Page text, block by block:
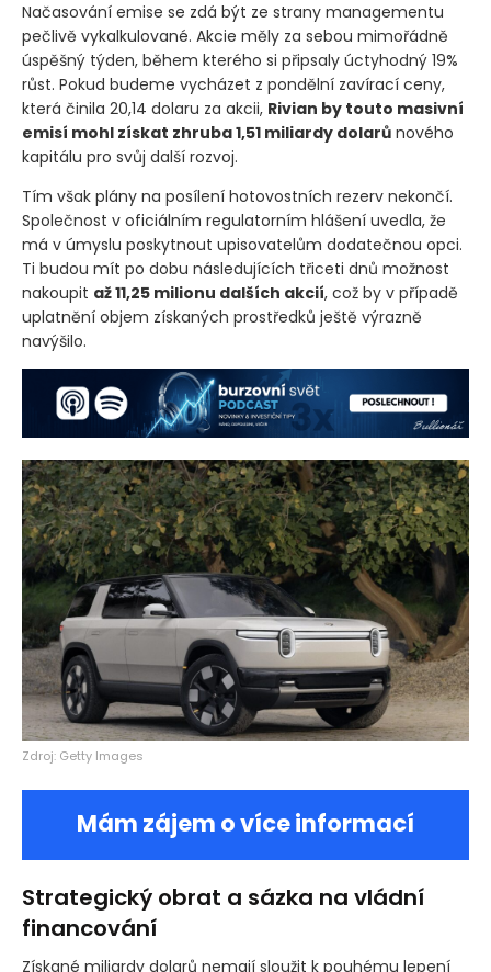
Načasování emise se zdá být ze strany managementu
pečlivě vykalkulované. Akcie měly za sebou mimořádně
úspěšný týden, během kterého si připsaly úctyhodný 19%
růst. Pokud budeme vycházet z pondělní zavírací ceny,
která činila 20,14 dolaru za akcii, Rivian by touto masivní
emisí mohl získat zhruba 1,51 miliardy dolarů nového
kapitálu pro svůj další rozvoj.
Tím však plány na posílení hotovostních rezerv nekončí.
Společnost v oficiálním regulatorním hlášení uvedla, že
má v úmyslu poskytnout upisovatelům dodatečnou opci.
Ti budou mít po dobu následujících třiceti dnů možnost
nakoupit až 11,25 milionu dalších akcií, což by v případě
uplatnění objem získaných prostředků ještě výrazně
navýšilo.
Zdroj: Getty Images
Mám zájem o více informací
Strategický obrat a sázka na vládní
financování
Získané miliardy dolarů nemají sloužit k pouhému lepení